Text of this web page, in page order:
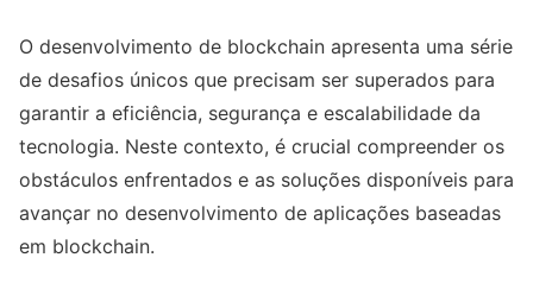
O desenvolvimento de blockchain apresenta uma série
de desafios únicos que precisam ser superados para
garantir a eficiência, segurança e escalabilidade da
tecnologia. Neste contexto, é crucial compreender os
obstáculos enfrentados e as soluções disponíveis para
avançar no desenvolvimento de aplicações baseadas
em blockchain.